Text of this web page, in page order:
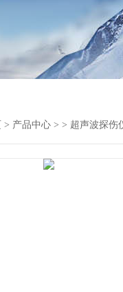
> 产品中心 > > 超声波探伤